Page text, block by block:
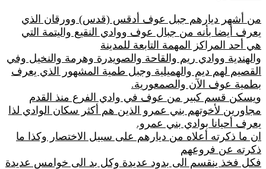
من أشهر ديارهم جبل عوف أدقس (قدس) وورقان الذي
يعرف أيضا بأنه من جبال عوف ووادي النقيع واليتمة التي
هي أحد المراكز المهمة التابعة للمدينة
والهندية ووادي ريم والقاحة والصويدرة وهرمة والنخيل وفي
القصيم لهم ديم والهميلية وجبل طمية المشهور الذي يعرف
بطمية عوف الآن والصمعورية.
ويسكن قسم كبير من عوف في وادي الفرع منذ القدم
مجاورين لأخوتهم بني عمرو الذين هم أكثر سكان الوادي لذا
يعرف أحيانا بوادي بني عمرو.
ان ما ذكرته أعلاه من ديارهم على سبيل الاختصار وكذا ما
ذكرته عن فروعهم
فكل فخذ ينقسم الى بدود عديدة وكل بد الى خوامس عديدة